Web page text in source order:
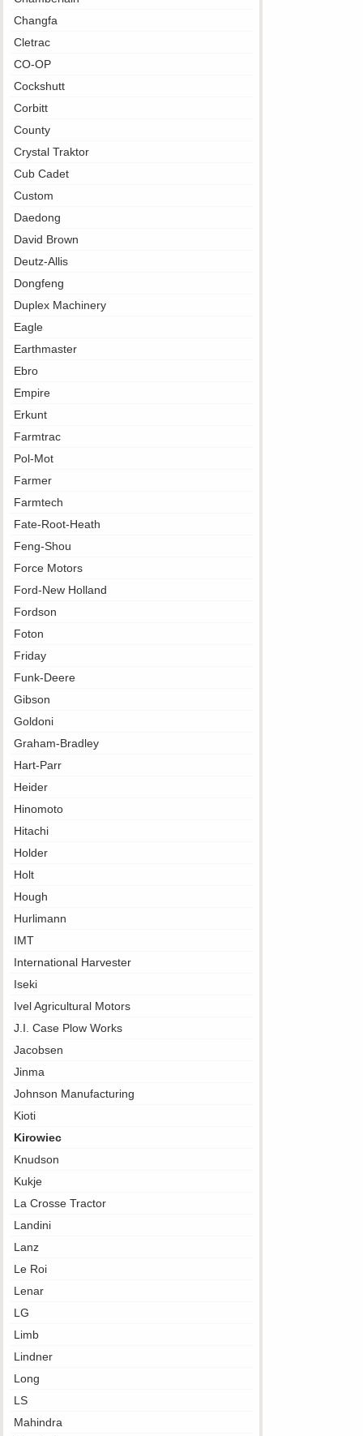
Changfa
Cletrac
CO-OP
Cockshutt
Corbitt
County
Crystal Traktor
Cub Cadet
Custom
Daedong
David Brown
Deutz-Allis
Dongfeng
Duplex Machinery
Eagle
Earthmaster
Ebro
Empire
Erkunt
Farmtrac
Pol-Mot
Farmer
Farmtech
Fate-Root-Heath
Feng-Shou
Force Motors
Ford-New Holland
Fordson
Foton
Friday
Funk-Deere
Gibson
Goldoni
Graham-Bradley
Hart-Parr
Heider
Hinomoto
Hitachi
Holder
Holt
Hough
Hurlimann
IMT
International Harvester
Iseki
Ivel Agricultural Motors
J.I. Case Plow Works
Jacobsen
Jinma
Johnson Manufacturing
Kioti
Kirowiec
Knudson
Kukje
La Crosse Tractor
Landini
Lanz
Le Roi
Lenar
LG
Limb
Lindner
Long
LS
Mahindra